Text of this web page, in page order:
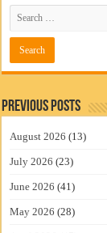
Previous Posts
August 2026 (13)
July 2026 (23)
June 2026 (41)
May 2026 (28)